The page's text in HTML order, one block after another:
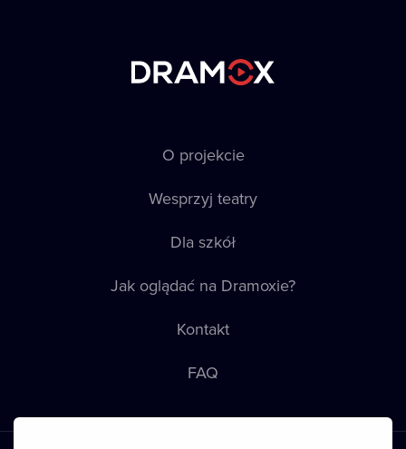
O projekcie
Wesprzyj teatry
Dla szkół
Jak oglądać na Dramoxie?
Kontakt
FAQ